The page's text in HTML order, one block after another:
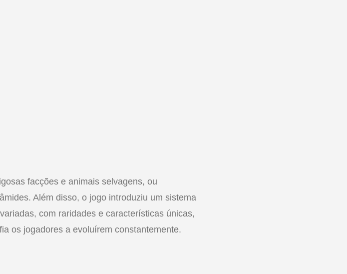
facções e animais selvagens, ou
Além disso, o jogo introduziu um sistema
com raridades e características únicas,
os jogadores a evoluírem constantemente.